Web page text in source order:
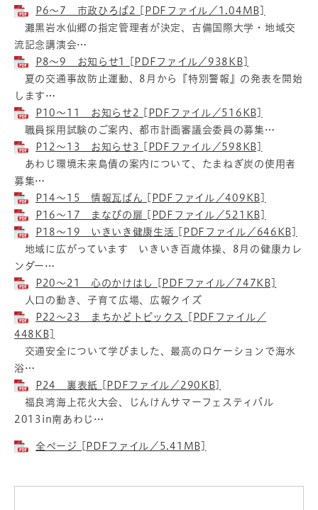
P6～7 市政ひろば2 [PDFファイル／1.04MB]
灘黒岩水仙郷の指定管理者が決定、吉備国際大学・地域交
流記念講演会…
P8～9 お知らせ1 [PDFファイル／938KB]
夏の交通事故防止運動、8月から『特別警報』の発表を開始
します…
P10～11 お知らせ2 [PDFファイル／516KB]
職員採用試験のご案内、都市計画審議会委員の募集…
P12～13 お知らせ3 [PDFファイル／598KB]
あわじ環境未来島債の案内について、たまねぎ炭の使用者
募集…
P14～15 情報瓦ばん [PDFファイル／409KB]
P16～17 まなびの扉 [PDFファイル／521KB]
P18～19 いきいき健康生活 [PDFファイル／646KB]
地域に広がっています いきいき百歳体操、8月の健康カレ
ンダー…
P20～21 心のかけはし [PDFファイル／747KB]
人口の動き、子育て広場、広報クイズ
P22～23 まちかどトピックス [PDFファイル／
448KB]
交通安全について学びました、最高のロケーションで海水
浴…
P24 裏表紙 [PDFファイル／290KB]
福良湾海上花火大会、じんけんサマーフェスティバル
2013in南あわじ…
全ページ [PDFファイル／5.41MB]